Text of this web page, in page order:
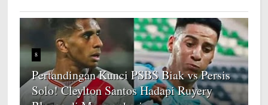
8
Pertandingan Kunci PSBS Biak vs Persis
Solo! Cleylton Santos Hadapi Ruyery